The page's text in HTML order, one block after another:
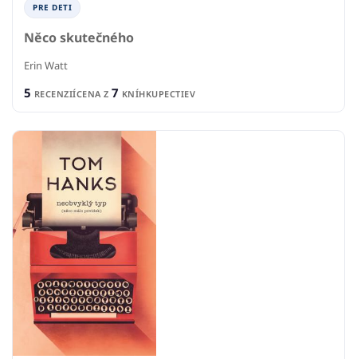
PRE DETI
Něco skutečného
Erin Watt
5 RECENZIÍCENA Z 7 KNÍHKUPECTIEV